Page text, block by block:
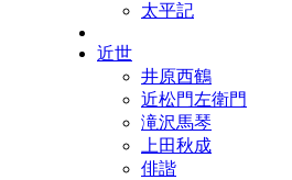
太平記
近世
井原西鶴
近松門左衛門
滝沢馬琴
上田秋成
俳諧